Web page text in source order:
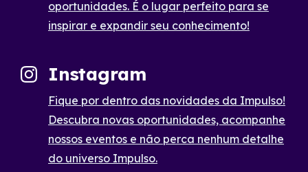
oportunidades. É o lugar perfeito para se
inspirar e expandir seu conhecimento!
Instagram
Fique por dentro das novidades da Impulso!
Descubra novas oportunidades, acompanhe
nossos eventos e não perca nenhum detalhe
do universo Impulso.